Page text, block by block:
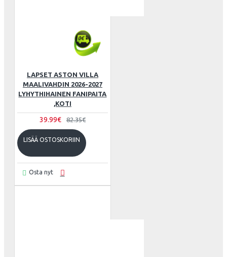
LAPSET ASTON VILLA
MAALIVAHDIN 2026-2027
LYHYTHIHAINEN FANIPAITA
,KOTI
39.99€ 82.35€
LISÄÄ OSTOSKORIIN
Osta nyt